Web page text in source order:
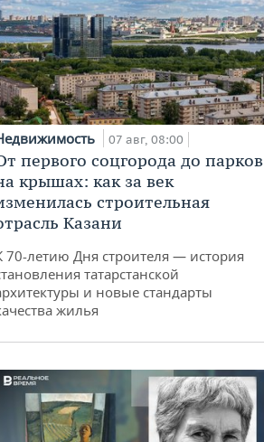
07 авг, 08:00
первого соцгорода до парков
крышах: как за век
строительная
Казани
70-летию Дня строителя — история
татарстанской
и новые стандарты
жилья